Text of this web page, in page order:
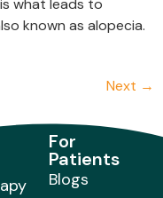
what leads to
known as alopecia.
Next →
For
Patients
Blogs